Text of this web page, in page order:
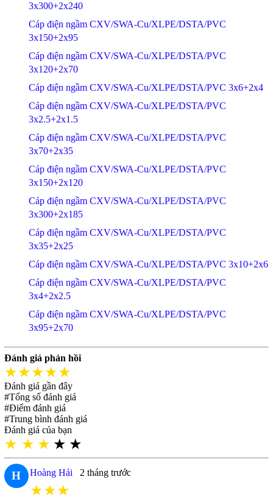
3x300+2x240
Cáp điện ngầm CXV/SWA-Cu/XLPE/DSTA/PVC
3x150+2x95
Cáp điện ngầm CXV/SWA-Cu/XLPE/DSTA/PVC
3x120+2x70
Cáp điện ngầm CXV/SWA-Cu/XLPE/DSTA/PVC 3x6+2x4
Cáp điện ngầm CXV/SWA-Cu/XLPE/DSTA/PVC
3x2.5+2x1.5
Cáp điện ngầm CXV/SWA-Cu/XLPE/DSTA/PVC
3x70+2x35
Cáp điện ngầm CXV/SWA-Cu/XLPE/DSTA/PVC
3x150+2x120
Cáp điện ngầm CXV/SWA-Cu/XLPE/DSTA/PVC
3x300+2x185
Cáp điện ngầm CXV/SWA-Cu/XLPE/DSTA/PVC
3x35+2x25
Cáp điện ngầm CXV/SWA-Cu/XLPE/DSTA/PVC 3x10+2x6
Cáp điện ngầm CXV/SWA-Cu/XLPE/DSTA/PVC
3x4+2x2.5
Cáp điện ngầm CXV/SWA-Cu/XLPE/DSTA/PVC
3x95+2x70
Đánh giá phản hồi
★★★★★
Đánh giá gần đây
#Tổng số đánh giá
#Điểm đánh giá
#Trung bình đánh giá
Đánh giá của bạn
★ ★ ★ ★ ★
H Hoàng Hải 2 tháng trước
★★★